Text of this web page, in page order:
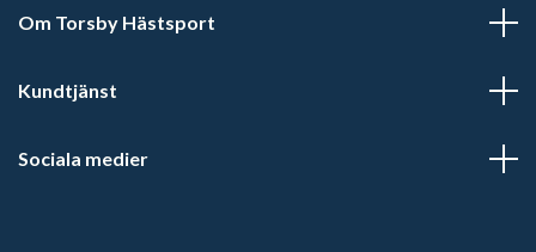
Om Torsby Hästsport
Kundtjänst
Sociala medier